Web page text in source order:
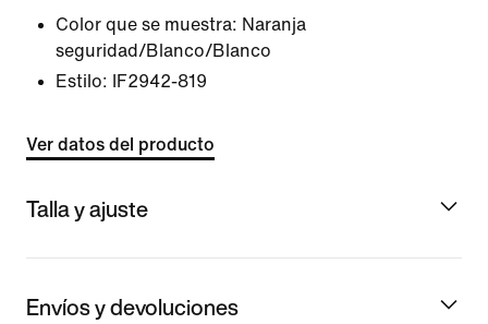
Color que se muestra: Naranja
seguridad/Blanco/Blanco
Estilo:
IF2942-819
Ver datos del producto
Talla y ajuste
Envíos y devoluciones